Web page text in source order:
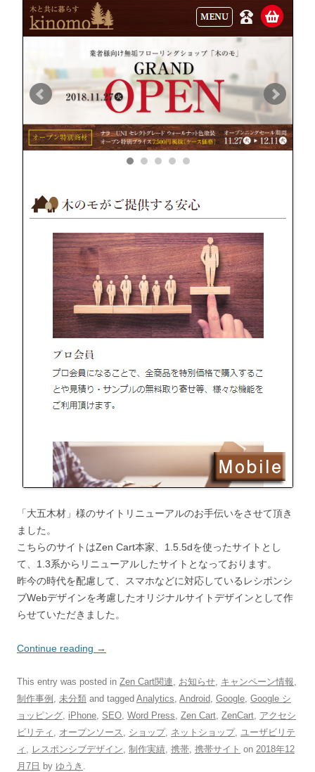
「大五木材」様のサイトリニューアルのお手伝いをさせて頂き
ました。
こちらのサイトはZen Cart本家、1.5.5dを使ったサイトとし
て、1.3系からリニューアルしたサイトとなっております。
昨今の時代を配慮して、スマホなどに対応しているレシポンシ
ブWebデザインを考慮したオリジナルサイトデザインとして作
らせていただきました。
Continue reading →
This entry was posted in Zen Cart関連 お知らせ キャンペーン情報
制作事例
未分類 and tagged Analytics Android Google Google シ
ョッピング iPhone SEO Word Press Zen Cart ZenCart アクセシ
ビリティ
オープンソース ショップ, ネットショップ, ユーザビリテ
ィ
レスポンシブデザイン 制作実績 携帯 携帯サイト on 2018年12
月7日 by ゆうき